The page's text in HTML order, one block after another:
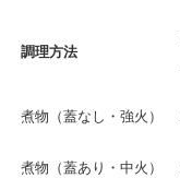
調理方法
煮物（蓋なし・強火）
煮物（蓋あり・中火）